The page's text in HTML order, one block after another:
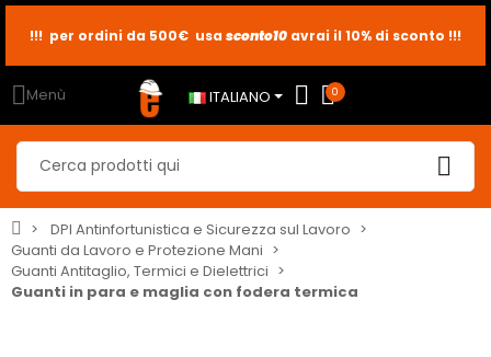
sconto2
sconto5
!!! per ordini da 500€ usa sconto10 avrai il 10% di sconto !!!
Menù ITALIANO 0
DPI Antinfortunistica e Sicurezza sul Lavoro
Guanti da Lavoro e Protezione Mani
Guanti Antitaglio, Termici e Dielettrici
Guanti in para e maglia con fodera termica